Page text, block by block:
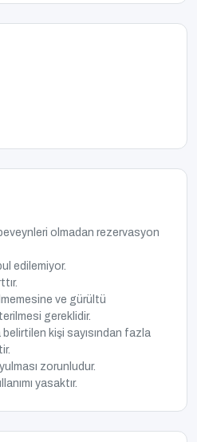
olmadan rezervasyon
edilemiyor.
ve gürültü
gereklidir.
kişi sayısından fazla
zorunludur.
yasaktır.